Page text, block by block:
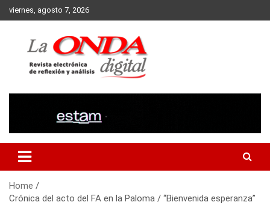
Skip
to
viernes, agosto 7, 2026
Home
Crónica del acto del FA en la Paloma / “Bienvenida esperanza”